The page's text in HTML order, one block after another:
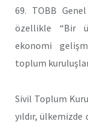
69. TOBB Genel
özellikle “Bir
ekonomi
toplum
Sivil Toplum
yıldır,